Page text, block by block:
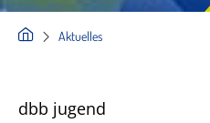
Aktuelles
dbb jugend